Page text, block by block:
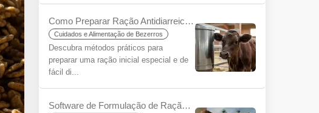
Como Preparar Ração Antidiarreica para Bezerros? O Segredo para um Começo Saudável
Cuidados e Alimentação de Bezerros
Descubra métodos práticos para
preparar uma ração inicial especial e de
fácil di...
Software de Formulação de Ração: Chave para Eficiência e Rentabilidade